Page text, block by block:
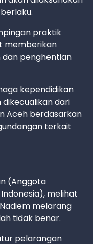
praktik
memberikan
penghentian
kependidikan
dikecualikan dari
Aceh berdasarkan
terkait
(Anggota
melihat
melarang
tidak benar.
pelarangan